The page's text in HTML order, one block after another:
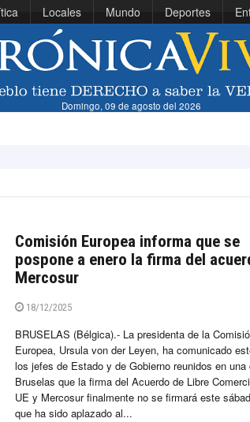
Locales Mundo Deportes
Domingo, 09 de agosto del 2026
Comisión Europea informa que se
pospone a enero la firma del
Mercosur
18/12/2025
BRUSELAS (Bélgica).- La presidenta de la
Europea, Ursula von der Leyen, ha comunicado
los jefes de Estado y de Gobierno reunidos en una
Bruselas que la firma del Acuerdo de Libre
UE y Mercosur finalmente no se firmará este
que ha sido aplazado al...